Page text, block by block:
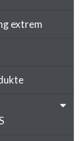
extrem